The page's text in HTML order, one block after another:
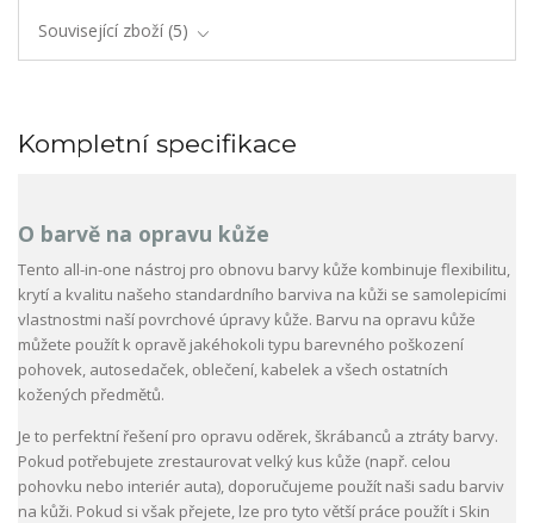
Související zboží 5
Kompletní specifikace
O barvě na opravu kůže
Tento all-in-one nástroj pro obnovu barvy kůže kombinuje flexibilitu,
krytí a kvalitu našeho standardního barviva na kůži se samolepicími
vlastnostmi naší povrchové úpravy kůže. Barvu na opravu kůže
můžete použít k opravě jakéhokoli typu barevného poškození
pohovek, autosedaček, oblečení, kabelek a všech ostatních
kožených předmětů.
Je to perfektní řešení pro opravu oděrek, škrábanců a ztráty barvy.
Pokud potřebujete zrestaurovat velký kus kůže (např. celou
pohovku nebo interiér auta), doporučujeme použít naši sadu barviv
na kůži. Pokud si však přejete, lze pro tyto větší práce použít i Skin